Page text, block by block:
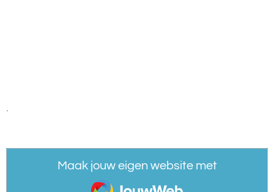
.
Maak jouw eigen website met
JouwWeb